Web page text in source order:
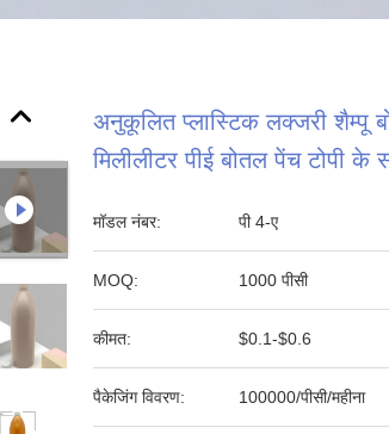
अनुकूलित प्लास्टिक लक्जरी शैम्पू
मिलीलीटर पीई बोतल पेंच टोपी के
मॉडल नंबर: पी 4-ए
MOQ: 1000 पीसी
कीमत: $0.1-$0.6
पैकेजिंग विवरण: 100000/पीसी/महीना